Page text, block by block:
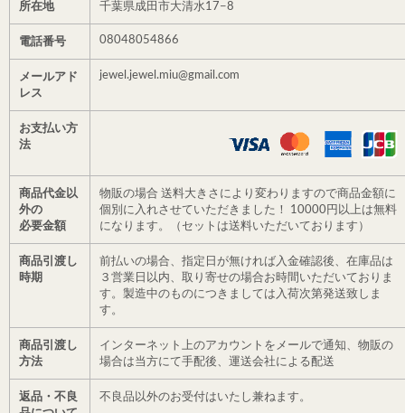
所在地 千葉県成田市大清水17−8
電話番号 08048054866
メールアド
レス
jewel.jewel.miu@gmail.com
お支払い方
法
商品代金以
外の
必要金額
物販の場合 送料大きさにより変わりますので商品金額に
個別に入れさせていただきました！ 10000円以上は無料
になります。（セットは送料いただいております）
商品引渡し
時期
前払いの場合、指定日が無ければ入金確認後、在庫品は
３営業日以内、取り寄せの場合お時間いただいておりま
す。製造中のものにつきましては入荷次第発送致しま
す。
商品引渡し
方法
インターネット上のアカウントをメールで通知、物販の
場合は当方にて手配後、運送会社による配送
返品・不良
不良品以外のお受付はいたし兼ねます。